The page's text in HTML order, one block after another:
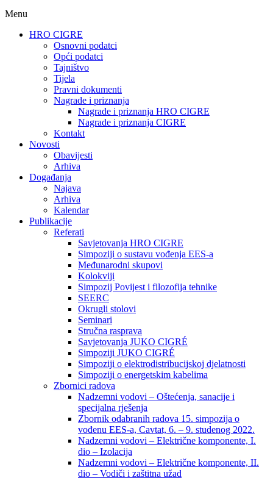
Menu
HRO CIGRE
Osnovni podatci​
Opći podatci
Tajništvo
Tijela
Pravni dokumenti
Nagrade i priznanja
Nagrade i priznanja HRO CIGRE
Nagrade i priznanja CIGRE
Kontakt
Novosti
Obavijesti
Arhiva
Događanja
Najava
Arhiva
Kalendar
Publikacije
Referati
Savjetovanja HRO CIGRE
Simpoziji o sustavu vođenja EES-a
Međunarodni skupovi
Kolokviji​
Simpozij Povijest i filozofija tehnike
SEERC
Okrugli stolovi
Seminari​
Stručna rasprava​
Savjetovanja JUKO CIGRÉ
Simpoziji JUKO CIGRÉ
Simpoziji o elektrodistribucijskoj djelatnosti
Simpoziji o energetskim kabelima
Zbornici radova
Nadzemni vodovi – Oštećenja, sanacije i
specijalna rješenja
Zbornik odabranih radova 15. simpozija o
vođenu EES-a, Cavtat, 6. – 9. studenog 2022.
Nadzemni vodovi – Električne komponente, I.
dio – Izolacija
Nadzemni vodovi – Električne komponente, II.
dio – Vodiči i zaštitna užad